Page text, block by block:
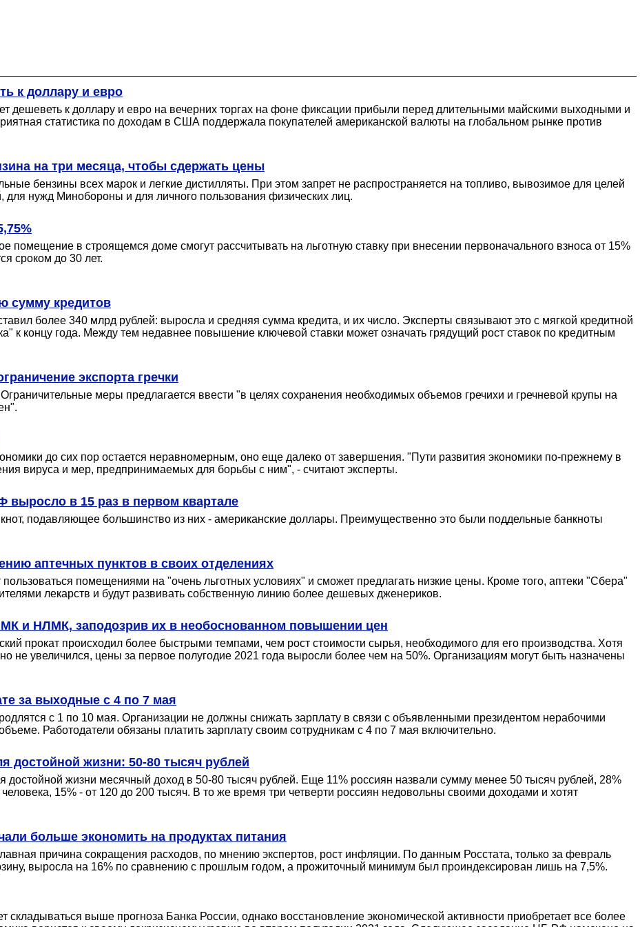
к доллару и евро
дешеветь к доллару и евро на вечерних торгах на фоне фиксации прибыли перед длительными майскими выходными и
статистика по доходам в США поддержала покупателей американской валюты на глобальном рынке против
на три месяца, чтобы сдержать цены
бензины всех марок и легкие дистилляты. При этом запрет не распространяется на топливо, вывозимое для целей
нужд Минобороны и для личного пользования физических лиц.
помещение в строящемся доме смогут рассчитывать на льготную ставку при внесении первоначального взноса от 15%
сроком до 30 лет.
сумму кредитов
более 340 млрд рублей: выросла и средняя сумма кредита, и их число. Эксперты связывают это с мягкой кредитной
к концу года. Между тем недавнее повышение ключевой ставки может означать грядущий рост ставок по кредитным
экспорта гречки
меры предлагается ввести "в целях сохранения необходимых объемов гречихи и гречневой крупы на
до сих пор остается неравномерным, оно еще далеко от завершения. "Пути развития экономики по-прежнему в
вируса и мер, предпринимаемых для борьбы с ним", - считают эксперты.
в 15 раз в первом квартале
подавляющее большинство из них - американские доллары. Преимущественно это были поддельные банкноты
аптечных пунктов в своих отделениях
помещениями на "очень льготных условиях" и сможет предлагать низкие цены. Кроме того, аптеки "Сбера"
лекарств и будут развивать собственную линию более дешевых дженериков.
и НЛМК, заподозрив их в необоснованном повышении цен
прокат происходил более быстрыми темпами, чем рост стоимости сырья, необходимого для его производства. Хотя
не увеличился, цены за первое полугодие 2021 года выросли более чем на 50%. Организациям могут быть назначены
за выходные с 4 по 7 мая
с 1 по 10 мая. Организации не должны снижать зарплату в связи с объявленными президентом нерабочими
Работодатели обязаны платить зарплату своим сотрудникам с 4 по 7 мая включительно.
достойной жизни: 50-80 тысяч рублей
достойной жизни месячный доход в 50-80 тысяч рублей. Еще 11% россиян назвали сумму менее 50 тысяч рублей, 28%
15% - от 120 до 200 тысяч. В то же время три четверти россиян недовольны своими доходами и хотят
больше экономить на продуктах питания
причина сокращения расходов, по мнению экспертов, рост инфляции. По данным Росстата, только за февраль
выросла на 16% по сравнению с прошлым годом, а прожиточный минимум был проиндексирован лишь на 7,5%.
выше прогноза Банка России, однако восстановление экономической активности приобретает все более